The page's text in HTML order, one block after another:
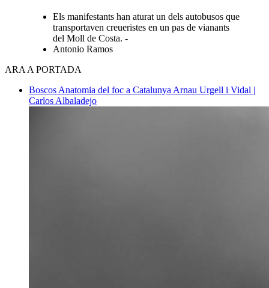
Els manifestants han aturat un dels autobusos que
transportaven creueristes en un pas de vianants
del Moll de Costa. -
Antonio Ramos
ARA A PORTADA
Boscos Anatomia del foc a Catalunya Arnau Urgell i Vidal |
Carlos Albaladejo